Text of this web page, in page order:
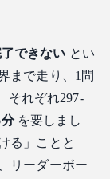
できない とい
まで走り、1問
それぞれ297-
を要しまし
る」ことと
リーダーボー